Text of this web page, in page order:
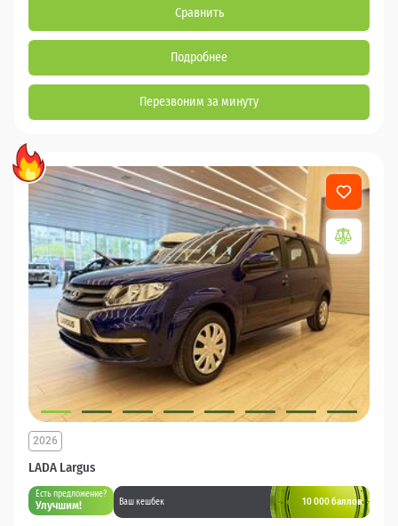
Сравнить
Подробнее
Перезвоним за минуту
LADA Largus
2026
Есть предложение?
Улучшим! Ваш кешбек 10 000 баллов